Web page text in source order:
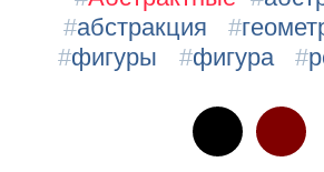
#абстракция #
#фигуры #фигура #